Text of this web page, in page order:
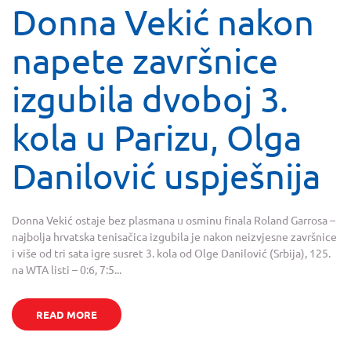
Donna Vekić nakon
napete završnice
izgubila dvoboj 3.
kola u Parizu, Olga
Danilović uspješnija
Donna Vekić ostaje bez plasmana u osminu finala Roland Garrosa –
najbolja hrvatska tenisačica izgubila je nakon neizvjesne završnice
i više od tri sata igre susret 3. kola od Olge Danilović (Srbija), 125.
na WTA listi – 0:6, 7:5...
READ MORE